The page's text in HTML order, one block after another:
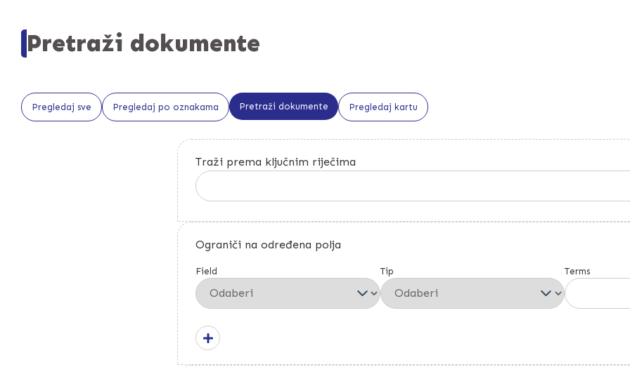
Pretraži dokumente
Pregledaj sve Pregledaj po oznakama Pretraži dokumente Pregledaj kartu
Traži prema ključnim riječima
Ograniči na određena polja
Field Tip Terms